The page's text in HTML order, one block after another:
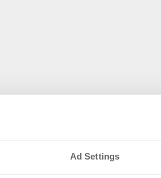
Ad Settings